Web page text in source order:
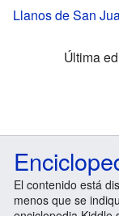
Llanos de San
Última
El contenido está
menos que se